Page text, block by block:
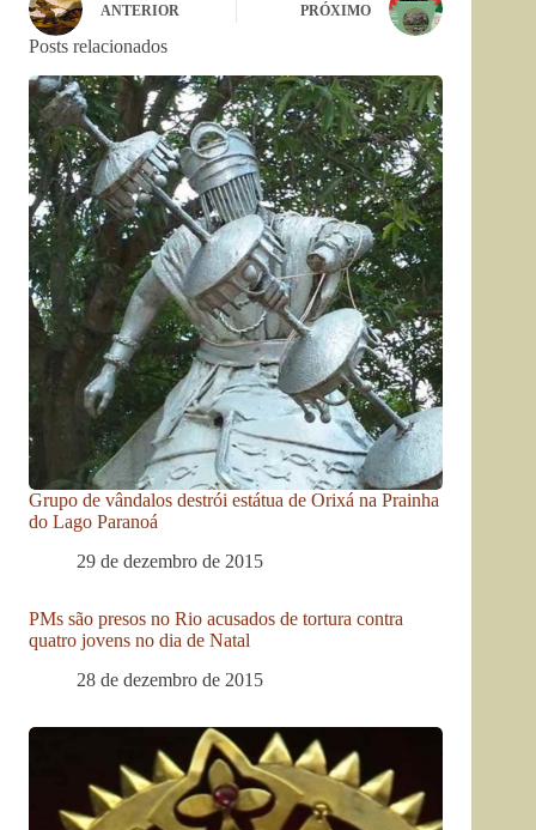
ANTERIOR PRÓXIMO
Posts relacionados
Grupo de vândalos destrói estátua de Orixá na Prainha
do Lago Paranoá
29 de dezembro de 2015
PMs são presos no Rio acusados de tortura contra
quatro jovens no dia de Natal
28 de dezembro de 2015